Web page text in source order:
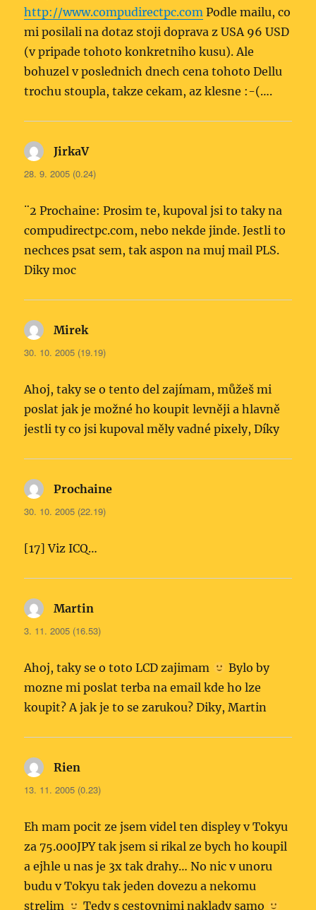
http://www.compudirectpc.com Podle mailu, co
mi posilali na dotaz stoji doprava z USA 96 USD
(v pripade tohoto konkretniho kusu). Ale
bohuzel v poslednich dnech cena tohoto Dellu
trochu stoupla, takze cekam, az klesne :-(….
JirkaVnapsal:
28. 9. 2005 (0.24)
¨2 Prochaine: Prosim te, kupoval jsi to taky na
compudirectpc.com, nebo nekde jinde. Jestli to
nechces psat sem, tak aspon na muj mail PLS.
Diky moc
Mireknapsal:
30. 10. 2005 (19.19)
Ahoj, taky se o tento del zajímam, můžeš mi
poslat jak je možné ho koupit levněji a hlavně
jestli ty co jsi kupoval měly vadné pixely, Díky
Prochaine
30. 10. 2005 (22.19)
[17] Viz ICQ…
Martin
3. 11. 2005 (16.53)
Ahoj, taky se o toto LCD zajimam
Bylo by
mozne mi poslat terba na email kde ho lze
koupit? A jak je to se zarukou? Diky, Martin
Rien
13. 11. 2005 (0.23)
Eh mam pocit ze jsem videl ten displey v Tokyu
za 75.000JPY tak jsem si rikal ze bych ho koupil
a ejhle u nas je 3x tak drahy… No nic v unoru
budu v Tokyu tak jeden dovezu a nekomu
strelim
Tedy s cestovnimi naklady samo